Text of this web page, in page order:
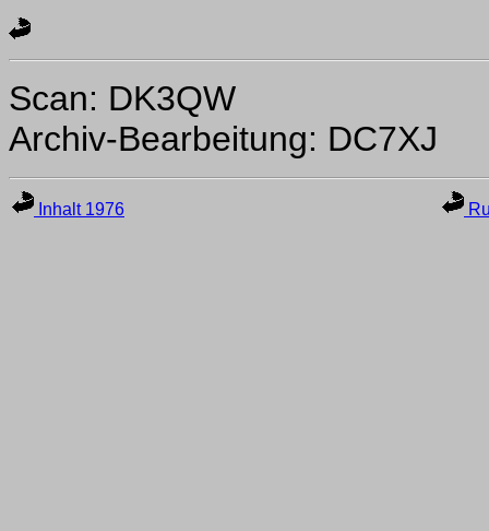
Scan: DK3QW
Archiv-Bearbeitung: DC7XJ
Inhalt 1976